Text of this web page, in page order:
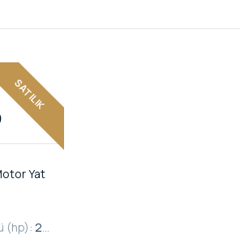
SATILIK
Yat
(hp):2600